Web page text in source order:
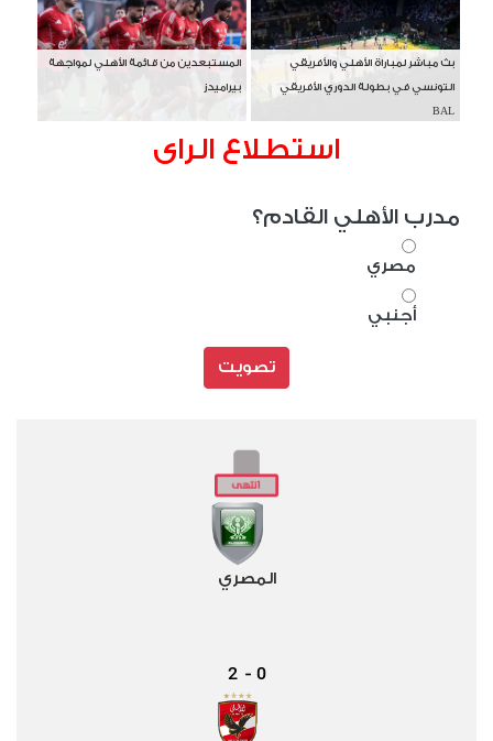
بث مباشر لمباراة الأهلي والأفريقي
التونسي في بطولة الدوري الأفريقي
BAL
المستبعدين من قائمة الأهلي لمواجهة
بيراميدز
استطلاع الراى
مدرب الأهلي القادم؟
مصري
أجنبي
تصويت
المصري
0
-
2